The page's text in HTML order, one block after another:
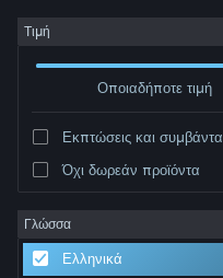
Σύνδεση
Κατάστημα
Σχετικά
Τιμή
Οποιαδήποτε τιμή
Εκπτώσεις και συμβάντα
Όχι δωρεάν προϊόντα
Γλώσσα
Ελληνικά
Δημιουργός: Alphaquest Games
Ταξινόμηση ανά